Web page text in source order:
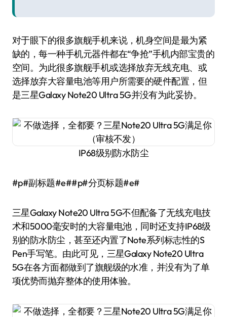
对于眼下的很多旗舰手机来说，机身空间是最为紧
缺的，每一种手机元器件都在“争抢”手机内部宝贵的
空间。为此很多旗舰手机或选择放弃无线充电、或
选择放弃大容量电池等用户所需要的硬件配置，但
是三星Galaxy Note20 Ultra 5G并没有为此妥协。
IP68级别防水防尘
#p#副标题#e##p#分页标题#e#
三星Galaxy Note20 Ultra 5G不但配备了无线充电技
术和5000毫安时的大容量电池，同时还支持IP68级
别的防水防尘，甚至还内置了Note系列标志性的S
Pen手写笔。由此可见，三星Galaxy Note20 Ultra
5G在各方面都做到了旗舰级的水准，并没有为了单
项优势而抛弃整体的使用体验。